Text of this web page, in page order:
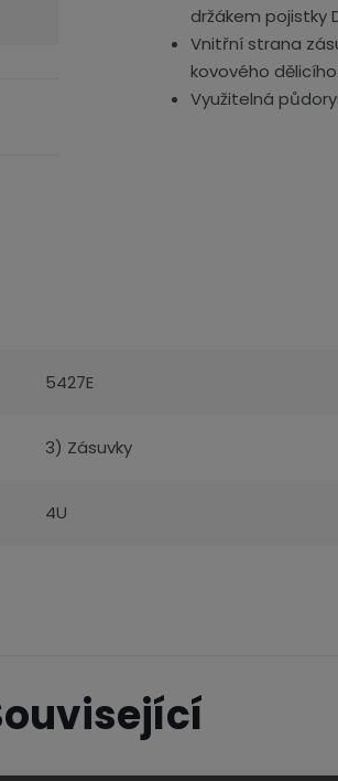
držákem pojistky
Vnitřní strana
kovového
Využitelná
5427E
3) Zásuvky
4U